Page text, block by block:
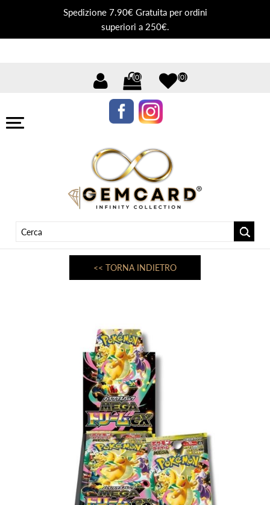
Spedizione 7.90€ Gratuita per ordini
superiori a 250€.
(0) (0)
<< TORNA INDIETRO